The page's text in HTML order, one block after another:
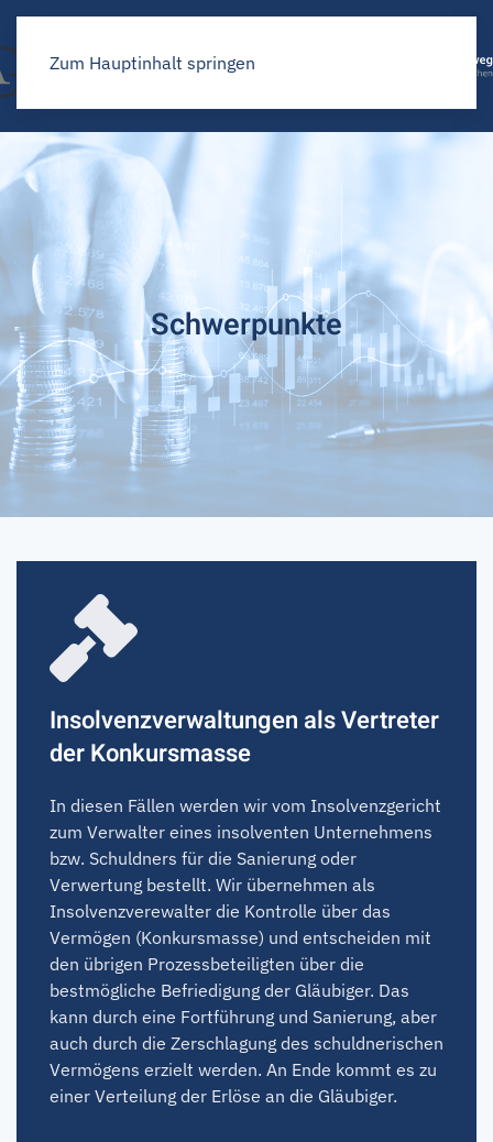
Zum Hauptinhalt springen
Schwerpunkte
Insolvenzverwaltungen als Vertreter
der Konkursmasse
In diesen Fällen werden wir vom Insolvenzgericht
zum Verwalter eines insolventen Unternehmens
bzw. Schuldners für die Sanierung oder
Verwertung bestellt. Wir übernehmen als
Insolvenzverewalter die Kontrolle über das
Vermögen (Konkursmasse) und entscheiden mit
den übrigen Prozessbeteiligten über die
bestmögliche Befriedigung der Gläubiger. Das
kann durch eine Fortführung und Sanierung, aber
auch durch die Zerschlagung des schuldnerischen
Vermögens erzielt werden. An Ende kommt es zu
einer Verteilung der Erlöse an die Gläubiger.